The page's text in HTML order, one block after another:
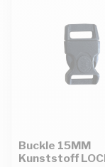
Buckle 15MM
Kunststoff